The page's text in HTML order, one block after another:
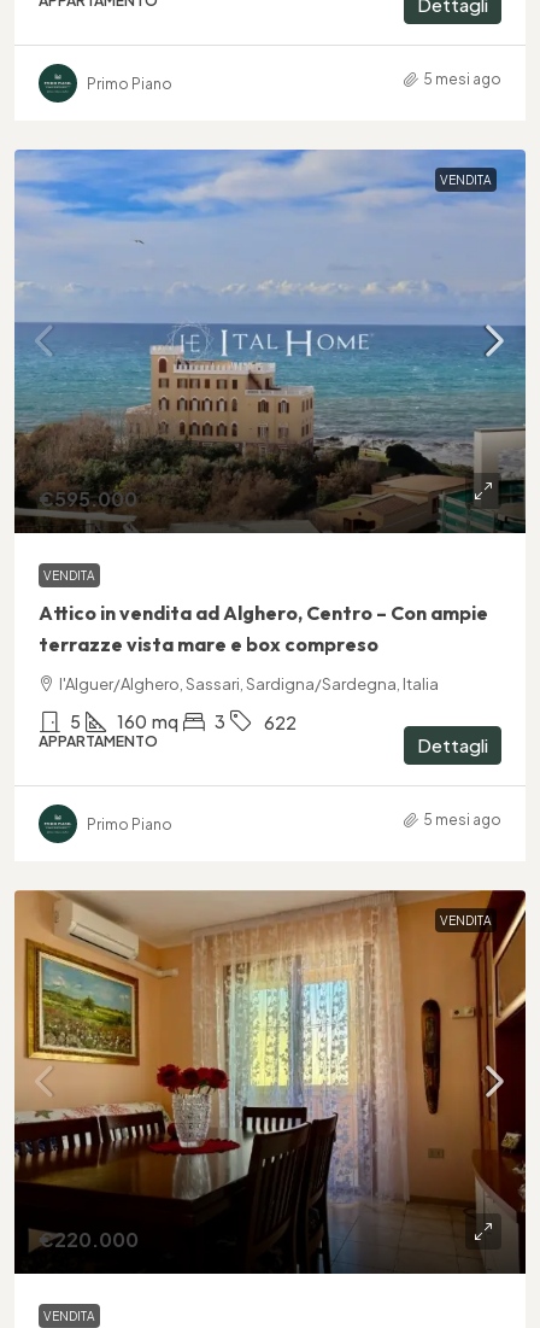
Primo Piano 5 mesi ago
VENDITA
€595.000
VENDITA
Attico in vendita ad Alghero, Centro – Con ampie
terrazze vista mare e box compreso
l'Alguer/Alghero, Sassari, Sardigna/Sardegna, Italia
5 160 mq 3 622
APPARTAMENTO Dettagli
Primo Piano 5 mesi ago
VENDITA
€220.000
VENDITA